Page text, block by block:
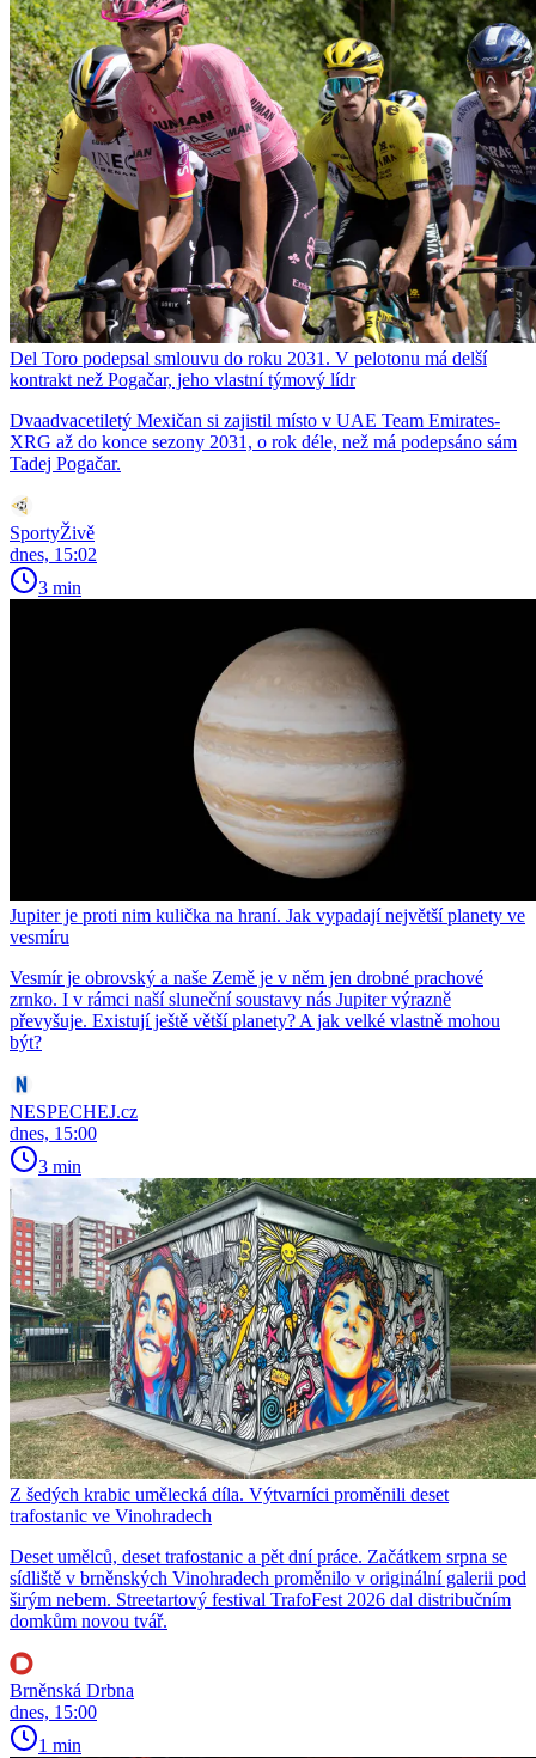
Del Toro podepsal smlouvu do roku 2031. V pelotonu má delší
kontrakt než Pogačar, jeho vlastní týmový lídr
Dvaadvacetiletý Mexičan si zajistil místo v UAE Team Emirates-
XRG až do konce sezony 2031, o rok déle, než má podepsáno sám
Tadej Pogačar.
SportyŽivě
dnes, 15:02
3 min
Jupiter je proti nim kulička na hraní. Jak vypadají největší planety ve
vesmíru
Vesmír je obrovský a naše Země je v něm jen drobné prachové
zrnko. I v rámci naší sluneční soustavy nás Jupiter výrazně
převyšuje. Existují ještě větší planety? A jak velké vlastně mohou
být?
NESPECHEJ.cz
dnes, 15:00
3 min
Z šedých krabic umělecká díla. Výtvarníci proměnili deset
trafostanic ve Vinohradech
Deset umělců, deset trafostanic a pět dní práce. Začátkem srpna se
sídliště v brněnských Vinohradech proměnilo v originální galerii pod
širým nebem. Streetartový festival TrafoFest 2026 dal distribučním
domkům novou tvář.
Brněnská Drbna
dnes, 15:00
1 min